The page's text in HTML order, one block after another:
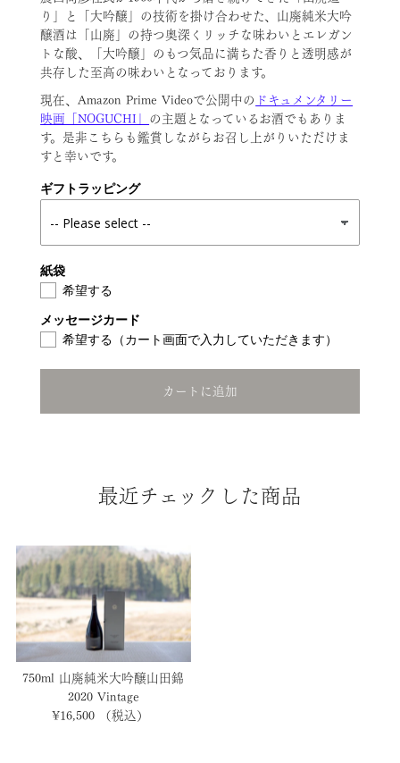
り」と「大吟醸」の技術を掛け合わせた、山廃純米大吟
醸酒は「山廃」の持つ奥深くリッチな味わいとエレガン
トな酸、「大吟醸」のもつ気品に満ちた香りと透明感が
共存した至高の味わいとなっております。
現在、Amazon Prime Videoで公開中の ドキュメンタリー
映画「NOGUCHI」 の主題となっているお酒でもありま
す。是非こちらも鑑賞しながらお召し上がりいただけま
すと幸いです。
ギフトラッピング
紙袋
希望する
メッセージカード
希望する（カート画面で入力していただきます）
最近チェックした商品
750ml 山廃純米大吟醸山田錦
2020 Vintage
通
¥16,500 （税込）